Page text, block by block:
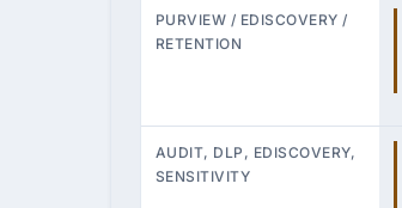
PURVIEW / EDISCOVERY /
RETENTION
AUDIT, DLP, EDISCOVERY,
SENSITIVITY